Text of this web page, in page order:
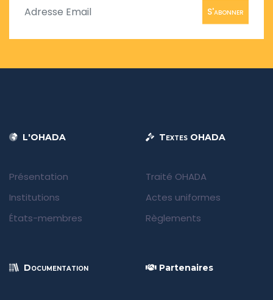
S'abonner
L'OHADA
Présentation
Institutions
États-membres
Textes OHADA
Traité OHADA
Actes uniformes
Règlements
Documentation Partenaires